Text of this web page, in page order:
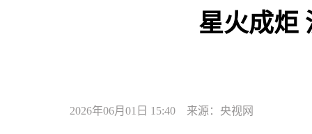
星火成炬
2026年06月01日 15:40 来源：央视网